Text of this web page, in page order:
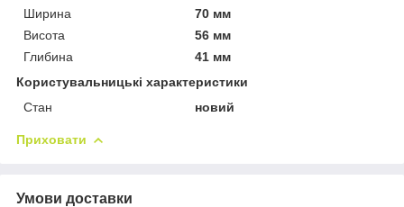
Ширина
70 мм
Висота
56 мм
Глибина
41 мм
Користувальницькі характеристики
Стан
новий
Приховати
Умови доставки